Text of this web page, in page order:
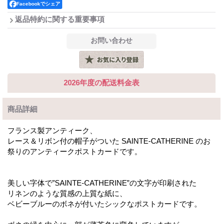
Facebookでシェア
返品特約に関する重要事項
2026年度の配送料金表
商品詳細
フランス製アンティーク、
レース＆リボン付の帽子がついた SAINTE-CATHERINE のお
祭りのアンティークポストカードです。
美しい字体で”SAINTE-CATHERINE”の文字が印刷された
リネンのような質感の上質な紙に、
ベビーブルーのボネが付いたシックなポストカードです。